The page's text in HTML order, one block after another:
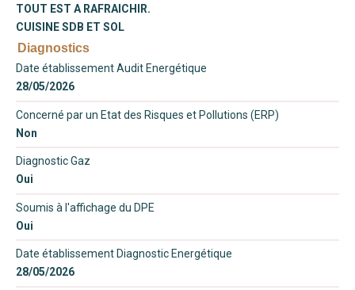
TOUT EST A RAFRAICHIR.
CUISINE SDB ET SOL
Diagnostics
Date établissement Audit Energétique
28/05/2026
Concerné par un Etat des Risques et Pollutions (ERP)
Non
Diagnostic Gaz
Oui
Soumis à l'affichage du DPE
Oui
Date établissement Diagnostic Energétique
28/05/2026